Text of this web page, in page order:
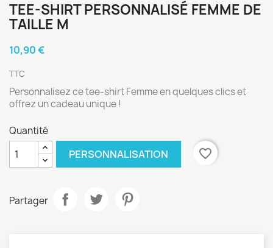
TEE-SHIRT PERSONNALISÉ FEMME DE
TAILLE M
10,90 €
TTC
Personnalisez ce tee-shirt Femme en quelques clics et
offrez un cadeau unique !
Quantité
PERSONNALISATION favorite_border
Partager